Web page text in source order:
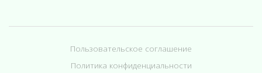
Пользовательское соглашение
Политика конфиденциальности